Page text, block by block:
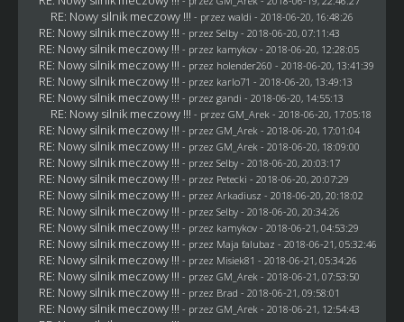
RE: Nowy silnik meczowy !!! - przez waldi - 2018-06-20, 16:48:26
RE: Nowy silnik meczowy !!! - przez Selby- 2018-06-20, 07:11:43
RE: Nowy silnik meczowy !!! - przez kamykov- 2018-06-20, 12:28:05
RE: Nowy silnik meczowy !!! - przez holender260 - 2018-06-20, 13:41:39
RE: Nowy silnik meczowy !!! - przez karlo71 - 2018-06-20, 13:49:13
RE: Nowy silnik meczowy !!! - przez gandi - 2018-06-20, 14:55:13
RE: Nowy silnik meczowy !!! - przez GM_Arek - 2018-06-20, 17:05:18
RE: Nowy silnik meczowy !!! - przez GM_Arek - 2018-06-20, 17:01:04
RE: Nowy silnik meczowy !!! - przez GM_Arek - 2018-06-20, 18:09:00
RE: Nowy silnik meczowy !!! - przez Selby- 2018-06-20, 20:03:17
RE: Nowy silnik meczowy !!! - przez Petecki - 2018-06-20, 20:07:29
RE: Nowy silnik meczowy !!! - przez Arkadiusz - 2018-06-20, 20:18:02
RE: Nowy silnik meczowy !!! - przez Selby- 2018-06-20, 20:34:26
RE: Nowy silnik meczowy !!! - przez kamykov- 2018-06-21, 04:53:29
RE: Nowy silnik meczowy !!! - przez Maja falubaz - 2018-06-21, 05:32:46
RE: Nowy silnik meczowy !!! - przez Misiek81 - 2018-06-21, 05:34:26
RE: Nowy silnik meczowy !!! - przez GM_Arek - 2018-06-21, 07:53:50
RE: Nowy silnik meczowy !!! - przez Brad - 2018-06-21, 09:58:01
RE: Nowy silnik meczowy !!! - przez GM_Arek - 2018-06-21, 12:54:43